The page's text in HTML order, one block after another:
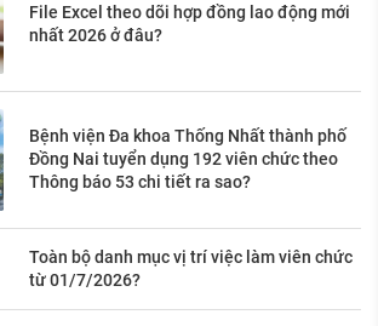
File Excel theo dõi hợp đồng lao động mới
nhất 2026 ở đâu?
Bệnh viện Đa khoa Thống Nhất thành phố
Đồng Nai tuyển dụng 192 viên chức theo
Thông báo 53 chi tiết ra sao?
Toàn bộ danh mục vị trí việc làm viên chức
từ 01/7/2026?